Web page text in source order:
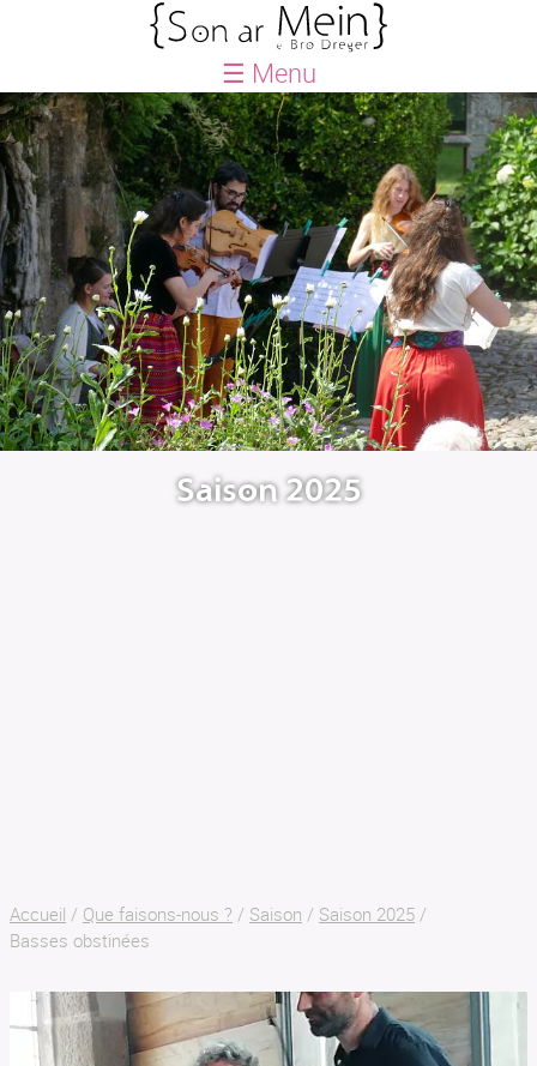
☰ Menu
ACCUEIL
BLOG
AGENDA
QUE FAISONS-NOUS ?
Saison
Le Petit Festival
Créations
Actions culturelles
Le Petit chœur
LABEL SON AN EROSaison 2025
Accueil / Que faisons-nous ? / Saison / Saison 2025 /
Basses obstinées